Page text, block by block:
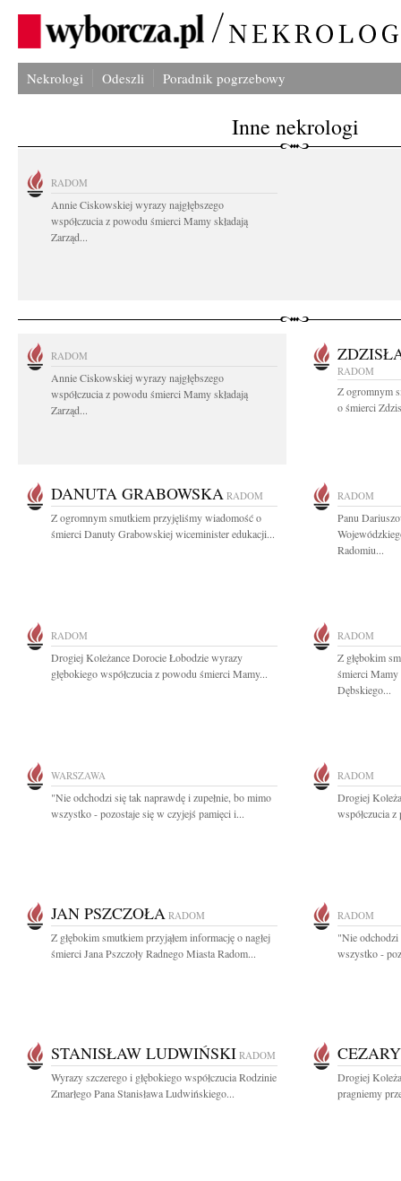
Nekrologi Odeszli Poradnik pogrzebowy
Inne nekrologi
RADOM
Annie Ciskowskiej wyrazy najgłębszego
współczucia z powodu śmierci Mamy składają
Zarząd...
RADOM
Annie Ciskowskiej wyrazy najgłębszego
współczucia z powodu śmierci Mamy składają
Zarząd...
RADOM
Z ogromnym
o śmierci
DANUTA GRABOWSKA RADOM
Z ogromnym smutkiem przyjęliśmy wiadomość o
śmierci Danuty Grabowskiej wiceminister edukacji...
RADOM
Panu
Radomiu...
RADOM
Drogiej Koleżance Dorocie Łobodzie wyrazy
głębokiego współczucia z powodu śmierci Mamy...
RADOM
Z głębokim
śmierci Mamy
Dębskiego...
WARSZAWA
"Nie odchodzi się tak naprawdę i zupełnie, bo mimo
wszystko - pozostaje się w czyjejś pamięci i...
RADOM
Drogiej
współczucia
JAN PSZCZOŁA RADOM
Z głębokim smutkiem przyjąłem informację o nagłej
śmierci Jana Pszczoły Radnego Miasta Radom...
RADOM
"Nie odchodzi
wszystko -
STANISŁAW LUDWIŃSKI RADOM
Wyrazy szczerego i głębokiego współczucia Rodzinie
Zmarłego Pana Stanisława Ludwińskiego...
Drogiej
pragniemy